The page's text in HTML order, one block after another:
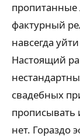
фактурный
навсегда
Настоящий
свадебных
прописывать
нет. Гораздо